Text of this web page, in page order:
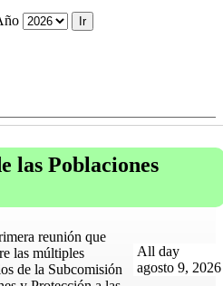
las Poblaciones
All day
agosto 9, 2026
reunión que
las múltiples
de la Subcomisión